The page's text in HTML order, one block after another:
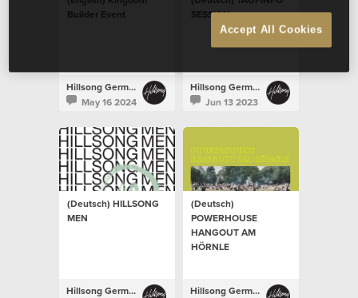
Builder Event
Hillsong Germany
May 16 2024
SESSION
Hillsong Germany
Jun 13 2023
(Deutsch) HILLSONG
MEN
Hillsong Germany
(Deutsch)
POWERHOUSE
HANGOUT AM
HÖRNLE
Hillsong Germany
Accept All Cookies